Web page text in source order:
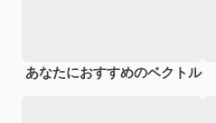
あなたにおすすめのベクトル